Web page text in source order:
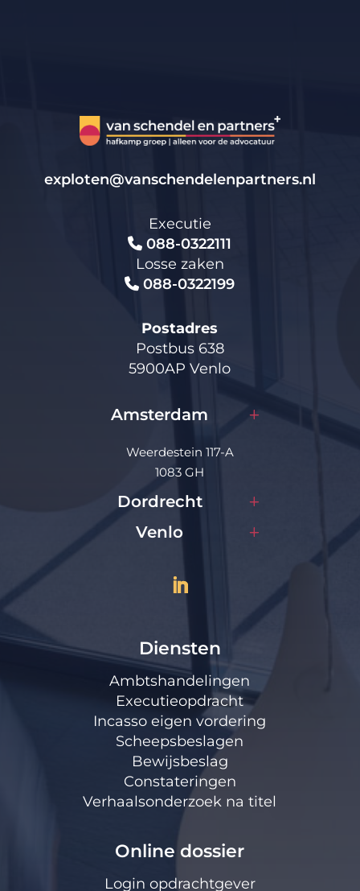
exploten@vanschendelenpartners.nl
Executie
088-0322111
Losse zaken
088-0322199
Postadres
Postbus 638
5900AP Venlo
Amsterdam
Weerdestein 117-A
1083 GH
Dordrecht
Venlo
Diensten
Ambtshandelingen
Executieopdracht
Incasso eigen vordering
Scheepsbeslagen
Bewijsbeslag
Constateringen
Verhaalsonderzoek na titel
Online dossier
Login opdrachtgever